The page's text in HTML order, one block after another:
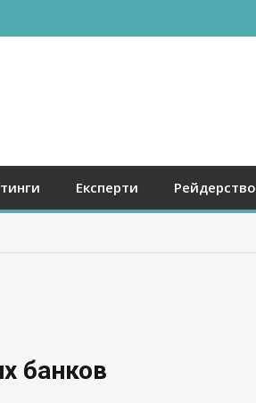
Експерти Рейдерство
банков